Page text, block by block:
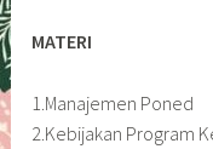
MATERI
1.Manajemen Poned
2.Kebijakan Program